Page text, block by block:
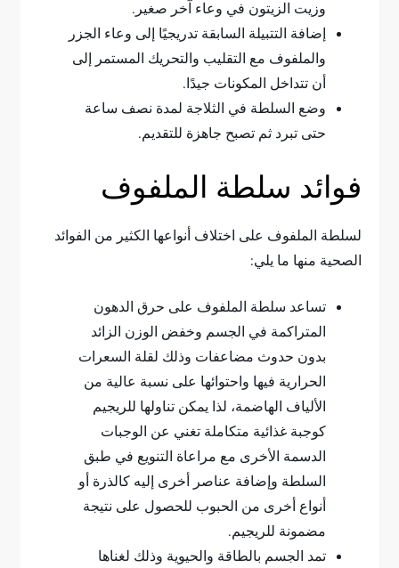
وزيت الزيتون في وعاء آخر صغير.
إضافة التتبيلة السابقة تدريجيًا إلى وعاء الجزر
والملفوف مع التقليب والتحريك المستمر إلى
أن تتداخل المكونات جيدًا.
وضع السلطة في الثلاجة لمدة نصف ساعة
حتى تبرد ثم تصبح جاهزة للتقديم.
فوائد سلطة الملفوف
لسلطة الملفوف على اختلاف أنواعها الكثير من الفوائد
الصحية منها ما يلي:
تساعد سلطة الملفوف على حرق الدهون
المتراكمة في الجسم وخفض الوزن الزائد
بدون حدوث مضاعفات وذلك لقلة السعرات
الحرارية فيها واحتوائها على نسبة عالية من
الألياف الهاضمة، لذا يمكن تناولها للريجيم
كوجبة غذائية متكاملة تغني عن الوجبات
الدسمة الأخرى مع مراعاة التنويع في طبق
السلطة وإضافة عناصر أخرى إليه كالذرة أو
أنواع أخرى من الحبوب للحصول على نتيجة
مضمونة للريجيم.
تمد الجسم بالطاقة والحيوية وذلك لغناها